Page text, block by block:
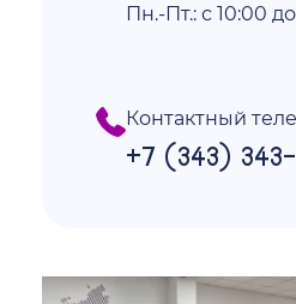
Пн.-Пт.: с 10:00
Контактный
+7 (343)